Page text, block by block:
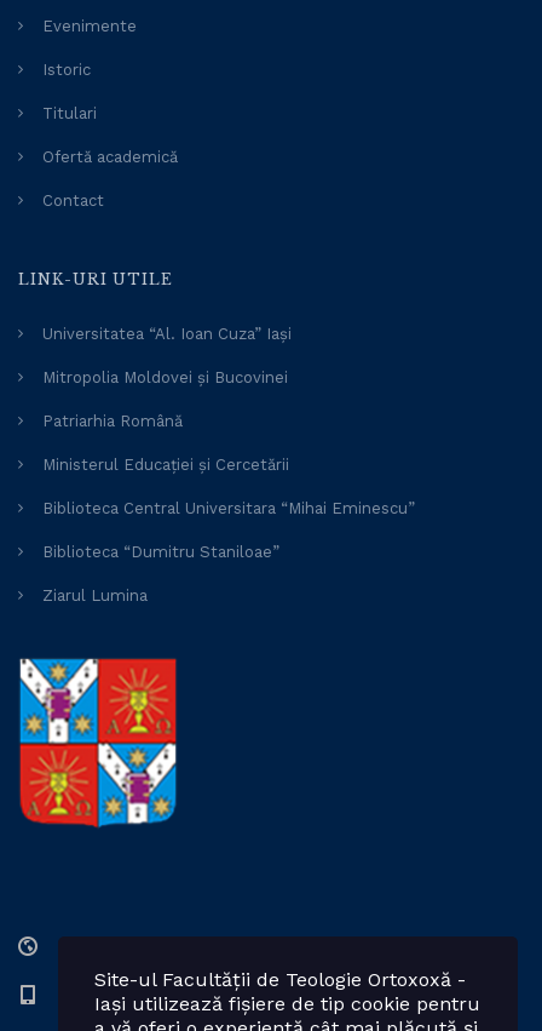
Evenimente
Istoric
Titulari
Ofertă academică
Contact
LINK-URI UTILE
Universitatea “Al. Ioan Cuza” Iași
Mitropolia Moldovei și Bucovinei
Patriarhia Română
Ministerul Educației și Cercetării
Biblioteca Central Universitara “Mihai Eminescu”
Biblioteca “Dumitru Staniloae”
Ziarul Lumina
0232 201328; 0232 201102 int. 2424, 2423, 2425
Site-ul Facultății de Teologie Ortoxoxă -
Iași utilizează fișiere de tip cookie pentru